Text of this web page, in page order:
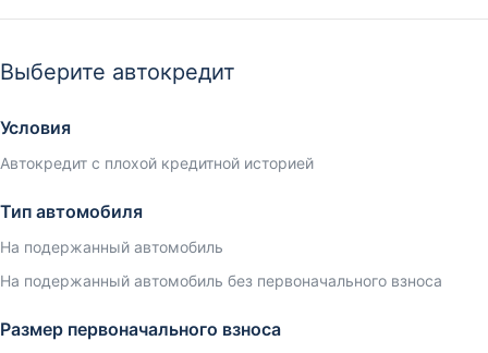
Выберите автокредит
Условия
Автокредит с плохой кредитной историей
Тип автомобиля
На подержанный автомобиль
На подержанный автомобиль без первоначального взноса
Размер первоначального взноса